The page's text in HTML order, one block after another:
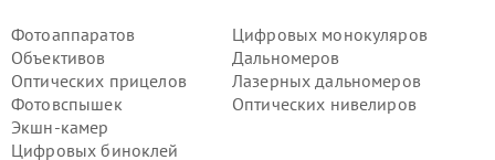
Фотоаппаратов
Объективов
Оптических прицелов
Фотовспышек
Экшн-камер
Цифровых биноклей
Цифровых монокуляров
Дальномеров
Лазерных дальномеров
Оптических нивелиров
Программный ремонт фотоаппарата
Nikon в г.Самара
Программный ремонт фотоаппарата
Nikon в г.Пермь
Программный ремонт фотоаппарата
Nikon в г.Красноярск
Программный ремонт фотоаппарата